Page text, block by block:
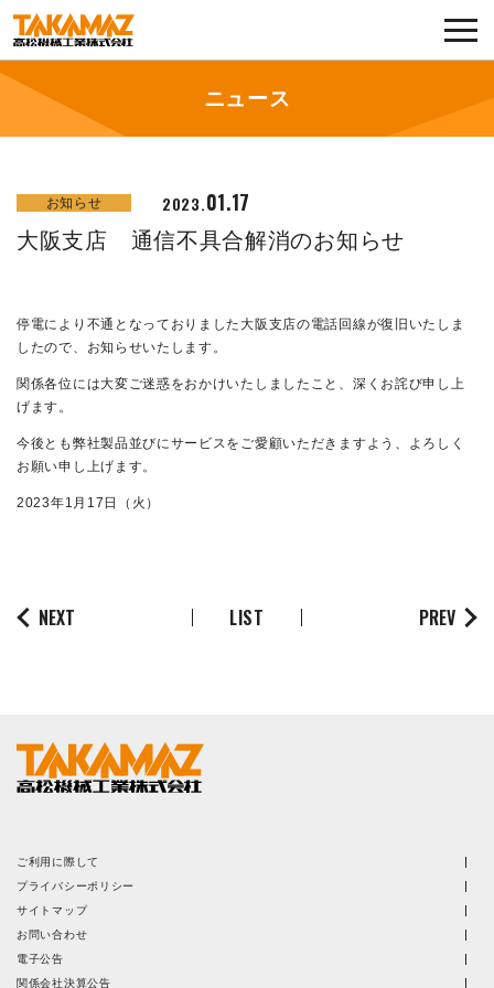
各種お問い合わせ・部品注文
採用に関してはこちらから
展示会・イベント
コラム
製品ラインナップ
サービス／サポート
株主・投資家情報
採用
お問い合わせ
ご利用に際して
プライバシーポリシー
ニュース
お知らせ 2023.01.17
大阪支店 通信不具合解消のお知らせ
停電により不通となっておりました大阪支店の電話回線が復旧いたしま
したので、お知らせいたします。
関係各位には大変ご迷惑をおかけいたしましたこと、深くお詫び申し上
げます。
今後とも弊社製品並びにサービスをご愛顧いただきますよう、よろしく
お願い申し上げます。
2023年1月17日（火）
NEXT LIST PREV
ご利用に際して
プライバシーポリシー
サイトマップ
お問い合わせ
電子公告
関係会社決算公告